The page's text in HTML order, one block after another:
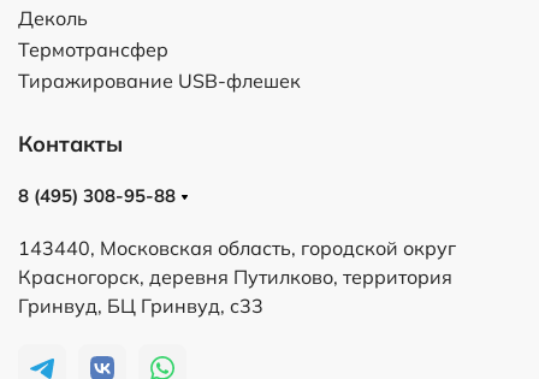
Деколь
Термотрансфер
Тиражирование USB-флешек
Контакты
8 (495) 308-95-88
143440, Московская область, городской округ
Красногорск, деревня Путилково, территория
Гринвуд, БЦ Гринвуд, с33